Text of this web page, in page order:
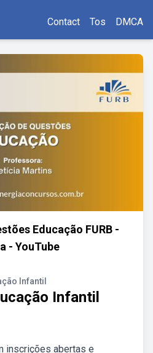
Contact Tos DMCA
Educação FURB -
- YouTube
Infantil
Infantil
inscrições abertas e